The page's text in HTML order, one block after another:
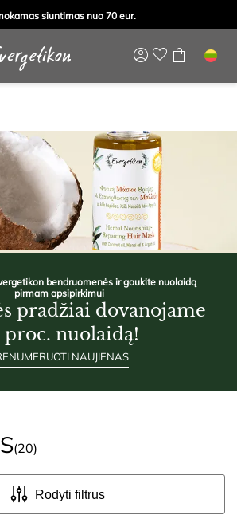
siuntimas nuo 70 eur.
bendruomenės ir gaukite nuolaidą
pirmam apsipirkimui
pradžiai dovanojame
proc. nuolaidą!
NAUJIENAS
(20)
Rodyti filtrus